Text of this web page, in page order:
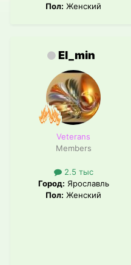
Пол: Женский
El_min
Veterans
Members
2.5 тыс
Город: Ярославль
Пол: Женский